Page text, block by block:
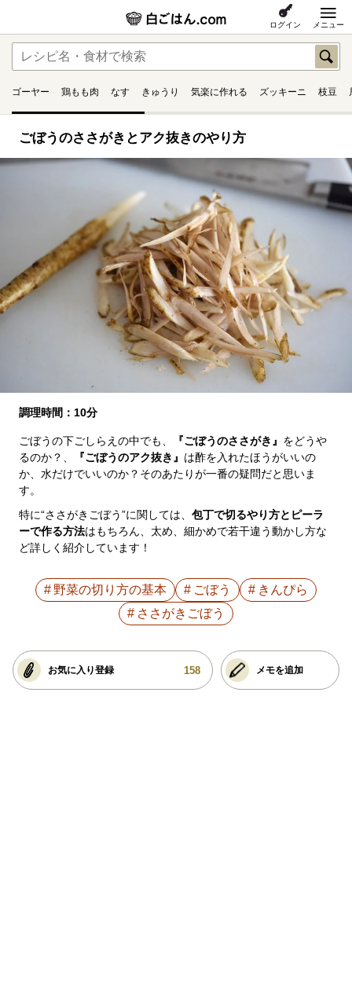
ログイン メニュー
ゴーヤー 鶏もも肉 なす きゅうり 気楽に作れる ズッキーニ 枝豆
ごぼうのささがきとアク抜きのやり方
調理時間：10分
ごぼうの下ごしらえの中でも、 『ごぼうのささがき』 をどうや
るのか？、
『ごぼうのアク抜き』 は酢を入れたほうがいいの
か、水だけでいいのか？そのあたりが一番の疑問だと思いま
す。
特に“ささがきごぼう”に関しては、 包丁で切るやり方とピーラ
ーで作る方法はもちろん、太め、細かめで若干違う動かし方な
ど詳しく紹介しています！
野菜の切り方の基本 ごぼう
きんぴら
ささがきごぼう
お気に入り登録 158 メモを追加